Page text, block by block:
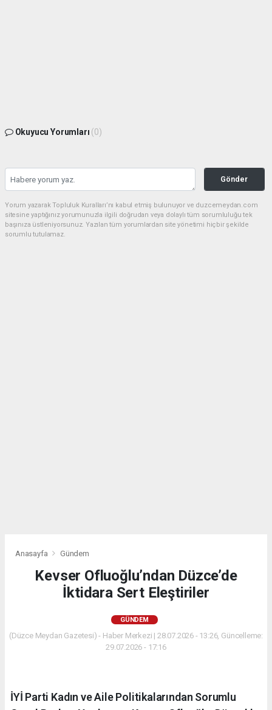
Okuyucu Yorumları (0)
Gönder
Yorum yazarak Topluluk Kuralları’nı kabul etmiş bulunuyor ve duzcemeydan.com
sitesine yaptığınız yorumunuzla ilgili doğrudan veya dolaylı tüm sorumluluğu tek
başınıza üstleniyorsunuz. Yazılan tüm yorumlardan site yönetimi hiçbir şekilde
sorumlu tutulamaz.
Anasayfa Gündem
Kevser Ofluoğlu’ndan Düzce’de
İktidara Sert Eleştiriler
GÜNDEM
(Düzce Meydan Gazetesi) - Haber Merkezi | 28.07.2026 - 13:26, Güncelleme:
29.07.2026 - 17:16
İYİ Parti Kadın ve Aile Politikalarından Sorumlu